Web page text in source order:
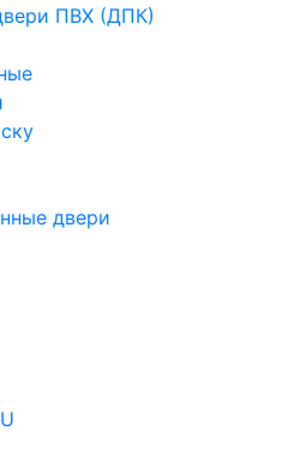
ПВХ (ДПК)
двери